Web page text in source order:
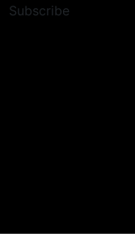
Subscribe